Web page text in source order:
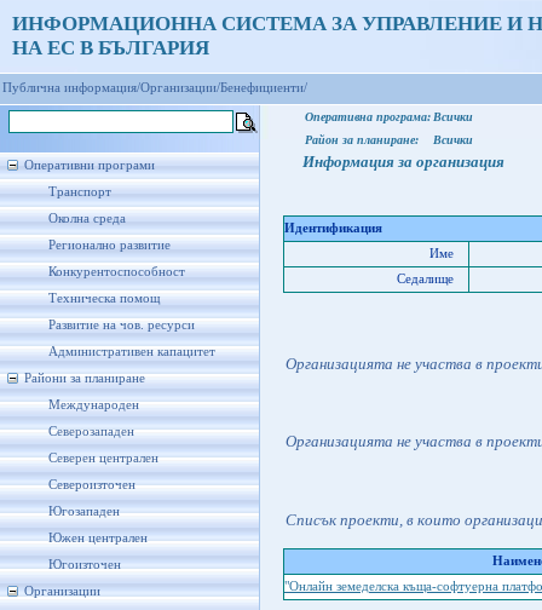
ИНФОРМАЦИОННА СИСТЕМА ЗА УПРАВЛЕНИЕ И
НА ЕС В БЪЛГАРИЯ
Публична информация/Организации/Бенефициенти/
Оперативни програми
Транспорт
Околна среда
Регионално развитие
Конкурентоспособност
Техническа помощ
Развитие на чов. ресурси
Административен капацитет
Райони за планиране
Международен
Северозападен
Северен централен
Североизточен
Югозападен
Южен централен
Югоизточен
Организации
Оперативна програма: Всички
Район за планиране:
Всички
Информация за организация
Идентификация
Име
Седалище
Организацията не участва в
Организацията не участва в
Списък проекти, в които
"Онлайн земеделска къща-софтуерна